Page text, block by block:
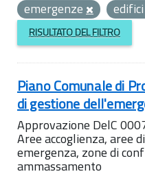
emergenze
RISULTATO DEL FILTRO
Piano Comunale di
di gestione
Approvazione DelC
Aree accoglienza, aree
emergenza, zone di
ammassamento